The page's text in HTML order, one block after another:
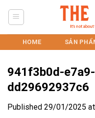
HOME SẢN
941f3b0d-
dd29692937c6
Published 29/01/2025 at